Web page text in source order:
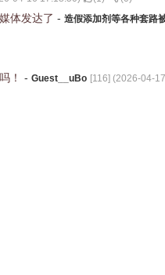
体发达了 - 造假添加剂等各种套路
！ - Guest__uBo [116] (2026-04-